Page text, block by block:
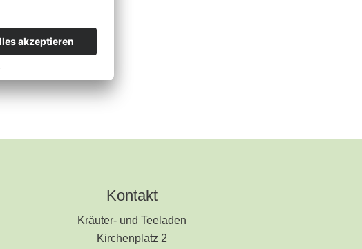
Kontakt
Kräuter- und Teeladen
Kirchenplatz 2